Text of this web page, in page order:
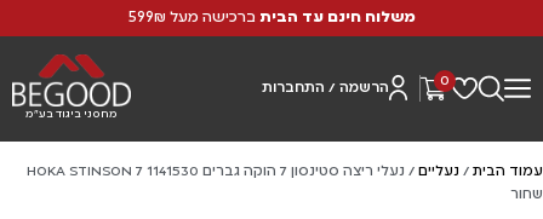
משלוח חינם עד הבית ברכישה מעל 599₪
0 הרשמה / התחברות
מחסני ביגוד בע"מ
עמוד הבית / נעליים
/ נעלי ריצה סטינסון 7 הוקה גברים HOKA STINSON 7 1141530
שחור